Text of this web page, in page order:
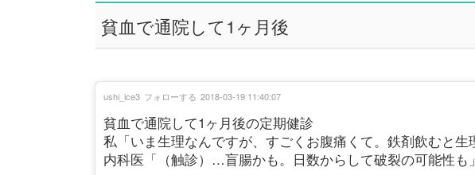
貧血で通院して1ヶ月後
貧血で通院して1ヶ月後の定期健診
私「いま生理なんですが、すごくお腹痛くて。鉄剤飲むと生
内科医「（触診）…盲腸かも。日数からして破裂の可能性も」
ushi_ice3 フォローする 2018-03-19 11:40:07